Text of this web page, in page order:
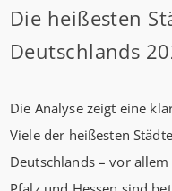
Die heißesten
Deutschlands
Die Analyse zeigt eine
Viele der heißesten
Deutschlands – vor